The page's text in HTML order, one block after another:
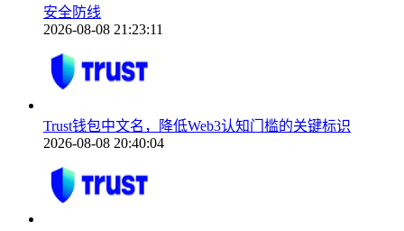
安全防线
2026-08-08 21:23:11
Trust钱包中文名，降低Web3认知门槛的关键标识
2026-08-08 20:40:04